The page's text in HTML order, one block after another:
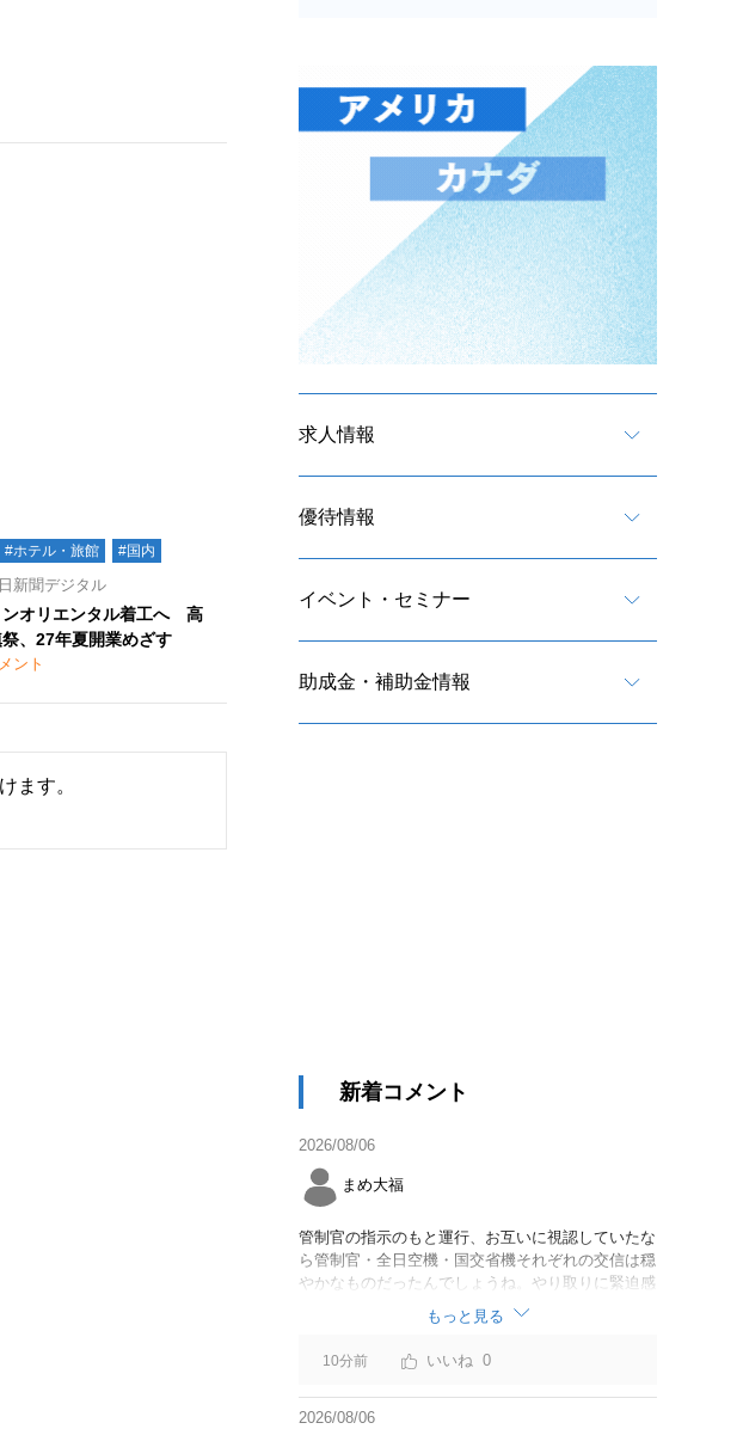
#ホテル・旅館 #国内
新聞デジタル
ンオリエンタル着工へ 高
、27年夏開業めざす
ント
ます。
求人情報
優待情報
イベント・セミナー
助成金・補助金情報
新着コメント
2026/08/06
まめ大福
管制官の指示のもと運行、お互いに視認していたな
ら管制官・全日空機・国交省機それぞれの交信は穏
やかなものだったんでしょうね。やり取りに緊迫感
がなかったのならば今回の判断は正しいと思いま
もっと見る
10分前 0
2026/08/06